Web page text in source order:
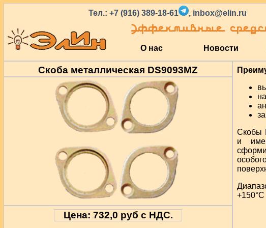
Тел.: +7 (916) 389-18-61 , inbox@elin.ru
Эффективные
О нас Новости
Скоба металлическая DS9093MZ
Скобы
и
+150°C
Цена: 732,0 руб с НДС.